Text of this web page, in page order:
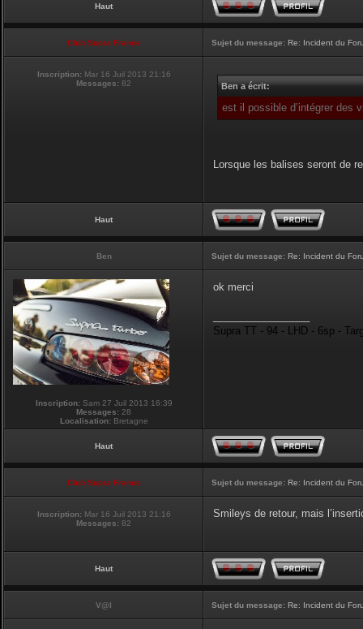
Haut
Club Supra France Sujet du message: Re: Incident du
Inscription: Mar 16 Juil 2013 21:16
Messages: 82 Ben a écrit:
est il possible d’intégrer des
Lorsque les balises seront de
Haut
Ben Sujet du message: Re: Incident du
Inscription:Sam 27 Juil 2013 16:39
Messages: 28
Localisation:Bretagne
ok merci
Supra TT - 94 - LHD - 6sp -
Haut
Club Supra France Sujet du message: Re: Incident du
Inscription: Mar 16 Juil 2013 21:16
Messages: 82
Smileys de retour, mais
Haut
V@l Sujet du message: Re: Incident du